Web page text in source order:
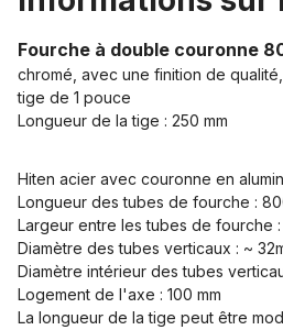
Fourche à double couronne
chromé, avec une finition de qualité,
tige de 1 pouce
Longueur de la tige : 250 mm
Hiten acier avec couronne en
Longueur des tubes de fourche :
Largeur entre les tubes de fourche :
Diamètre des tubes verticaux : ~
Diamètre intérieur des tubes
Logement de l'axe : 100 mm
La longueur de la tige peut être